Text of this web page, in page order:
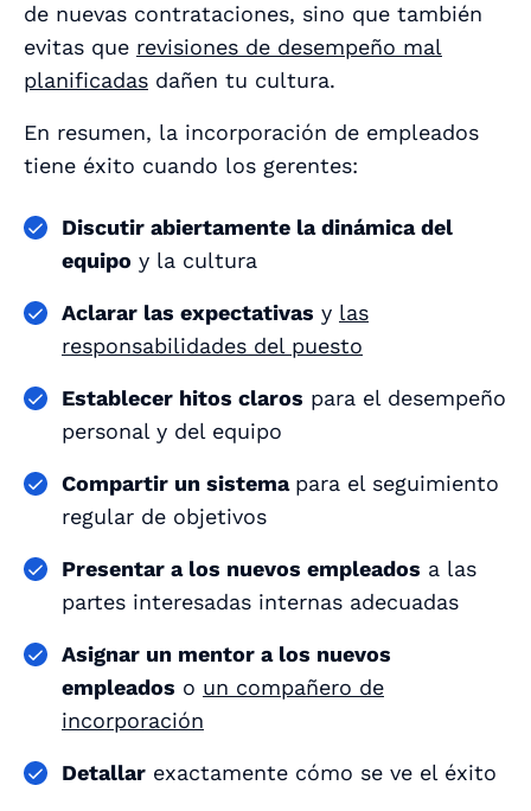
de nuevas contrataciones, sino que también
evitas que revisiones de desempeño mal
planificadas dañen tu cultura.
En resumen, la incorporación de empleados
tiene éxito cuando los gerentes:
Discutir abiertamente la dinámica del
equipo y la cultura
Aclarar las expectativas y las
responsabilidades del puesto
Establecer hitos claros para el desempeño
personal y del equipo
Compartir un sistema para el seguimiento
regular de objetivos
Presentar a los nuevos empleados a las
partes interesadas internas adecuadas
Asignar un mentor a los nuevos
empleados o un compañero de
incorporación
Detallar exactamente cómo se ve el éxito